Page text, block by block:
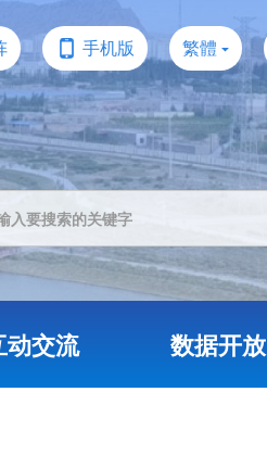
手机版 繁體
动交流 数据开放